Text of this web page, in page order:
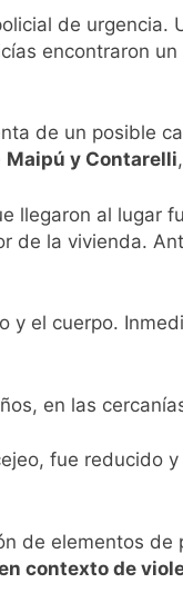
de urgencia.
encontraron
de un posible
Maipú y Contarelli
llegaron al lugar
de la vivienda.
y el cuerpo.
en las
fue reducido
de elementos de
contexto de